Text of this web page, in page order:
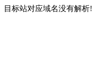
目标站对应域名没有解析!